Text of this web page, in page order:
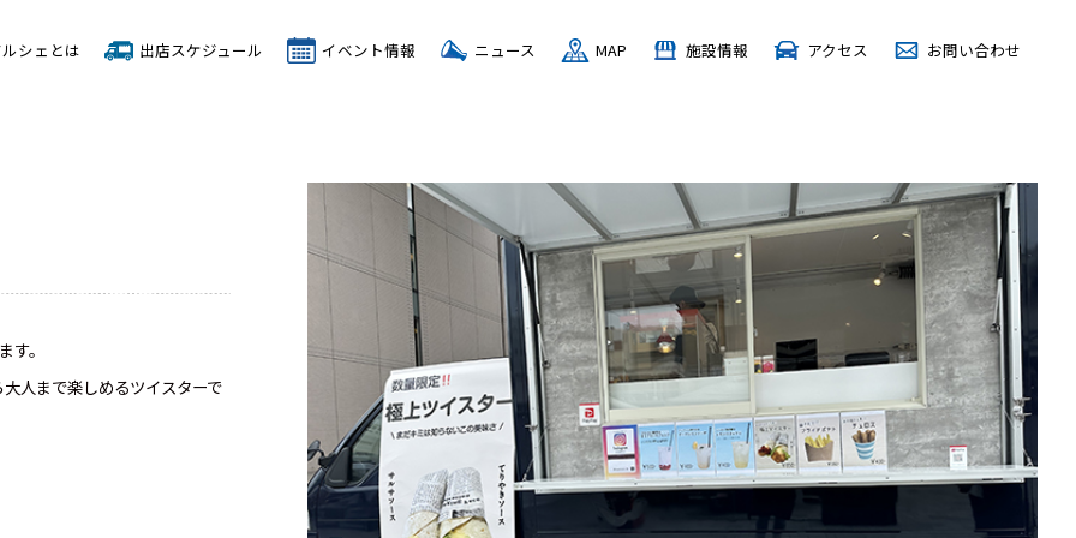
シェとは 出店スケジュール イベント情報 ニュース MAP 施設情報 アクセス お問い合わせ
。
人まで楽しめるツイスターで